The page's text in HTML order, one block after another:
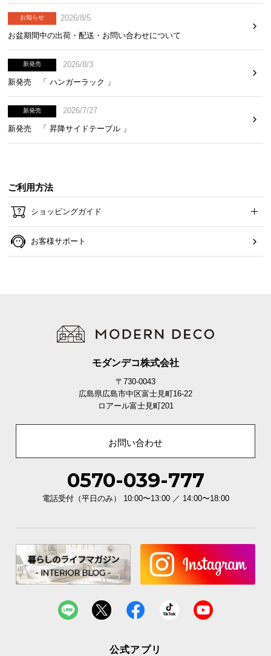
お知らせ
2026/8/5
お盆期間中の出荷・配送・お問い合わせについて
新発売
2026/8/3
新発売 「 ハンガーラック 」
新発売
2026/7/27
新発売 「 昇降サイドテーブル 」
ご利用方法
ショッピングガイド
お客様サポート
モダンデコ株式会社
〒730-0043
広島県広島市中区富士見町16-22
ロアール富士見町201
お問い合わせ
0570-039-777
電話受付（平日のみ） 10:00〜13:00 ／ 14:00〜18:00
公式アプリ